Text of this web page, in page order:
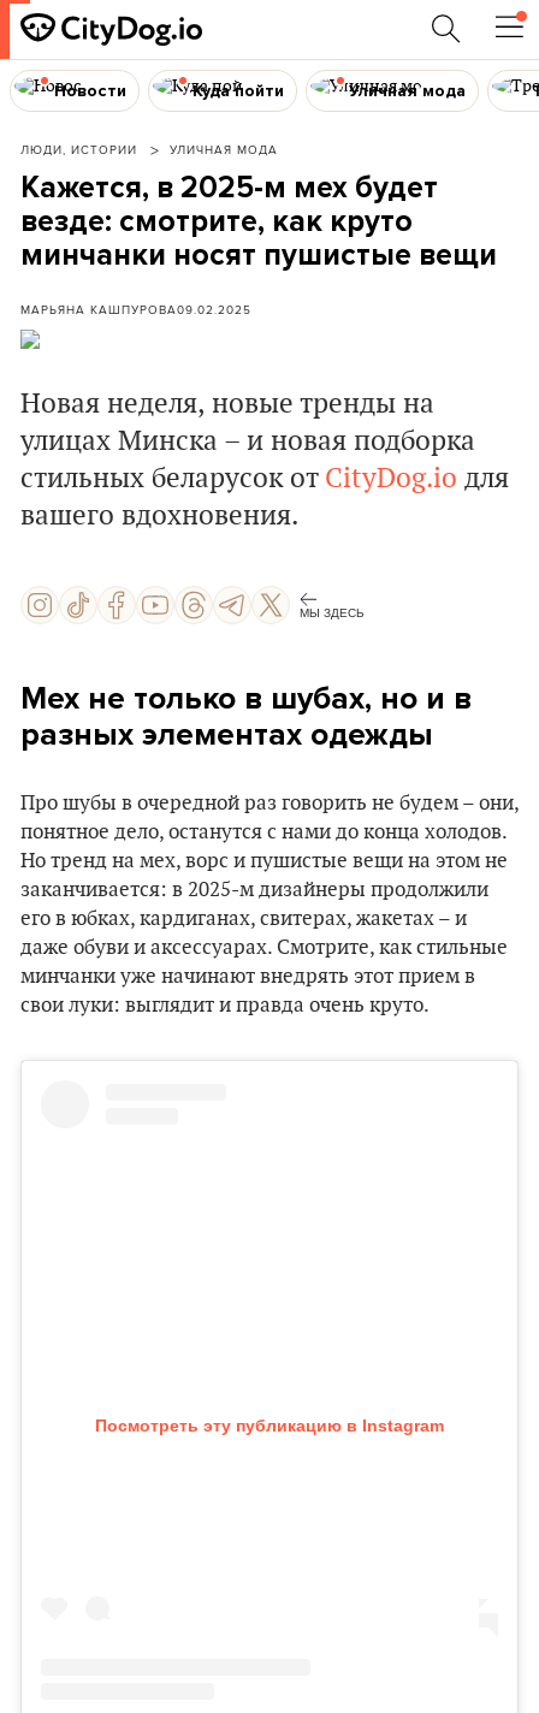
Новости Куда пойти Уличная мода
ЛЮДИ, ИСТОРИИ УЛИЧНАЯ МОДА
Кажется, в 2025-м мех будет
везде: смотрите, как круто
минчанки носят пушистые вещи
МАРЬЯНА КАШПУРОВА09.02.2025
Новая неделя, новые тренды на
улицах Минска – и новая подборка
стильных беларусок от CityDog.io для
вашего вдохновения.
МЫ ЗДЕСЬ
Мех не только в шубах, но и в
разных элементах одежды
Про шубы в очередной раз говорить не будем – они,
понятное дело, останутся с нами до конца холодов.
Но тренд на мех, ворс и пушистые вещи на этом не
заканчивается: в 2025-м дизайнеры продолжили
его в юбках, кардиганах, свитерах, жакетах – и
даже обуви и аксессуарах. Смотрите, как стильные
минчанки уже начинают внедрять этот прием в
свои луки: выглядит и правда очень круто.
Посмотреть эту публикацию в Instagram